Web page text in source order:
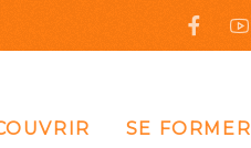
SE FORMER